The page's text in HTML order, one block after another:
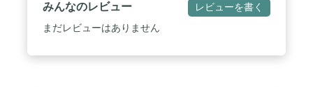
みんなのレビュー レビューを書く
まだレビューはありません